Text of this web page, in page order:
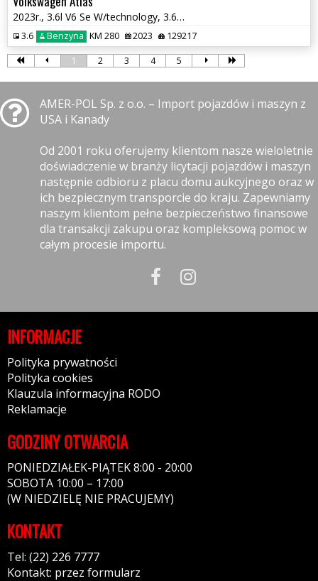
2023r., 3.6l V6 Se W/technology, 3.6L, od ubezpieczalni
3.6 Benzyna KM 280 2023 129217
1 2 3 4 5
AMER-POL Sp. z o.o. – Import pojazdów i maszyn z
USA i Kanady
Od 2001 roku oferujemy klientom nasze wieloletnie
doświadczenie w branży licytacji pojazdów i maszyn
następnie odbioru z placu domu aukcyjnego oraz w
ich bezpiecznym transporcie do kraju. Zapewniamy
naszym klientom pełne bezpieczeństwo finansowe
dla transakcji zakupu oraz kompleksową pomoc w
całym procesie importu.
INFORMACJE
Polityka prywatności
Polityka cookies
Klauzula informacyjna RODO
Reklamacje
GODZINY OTWARCIA
PONIEDZIAŁEK-PIĄTEK 8:00 - 20:00
SOBOTA 10:00 – 17:00
(W NIEDZIELĘ NIE PRACUJEMY)
KONTAKT
Tel: (22) 226 7777
Kontakt: przez formularz